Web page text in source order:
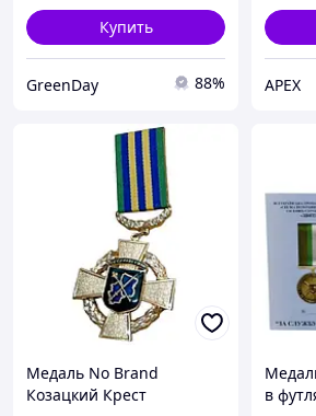
Купить
GreenDay 88% APEX
Медаль No Brand
Козацкий Крест
в